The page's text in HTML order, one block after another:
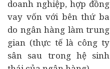
doanh nghiệp, hợp đồng
vay vốn với bên thứ ba
do ngân hàng làm trung
gian (thực tế là công ty
sân sau trong hệ sinh